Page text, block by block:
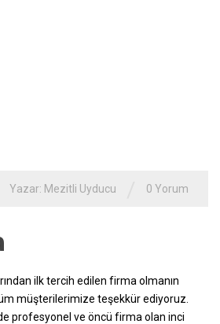
Yazar: Mezitli Uyducu 0 Yorum
ilk tercih edilen firma olmanın
müşterilerimize teşekkür ediyoruz.
profesyonel ve öncü firma olan inci